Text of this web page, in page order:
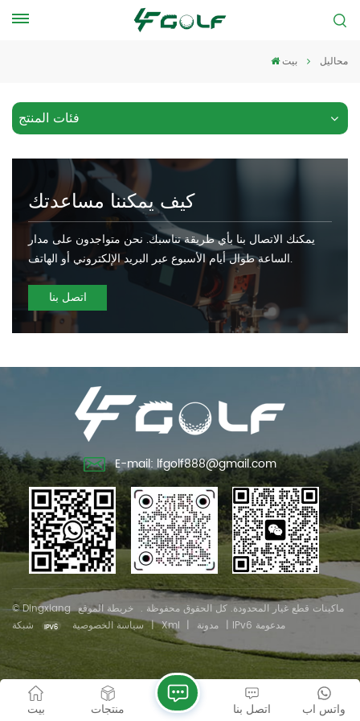
بيت محاليل
فئات المنتج
كيف يمكننا مساعدتك
يمكنك الاتصال بنا بأي طريقة تناسبك. نحن متواجدون على مدار
الساعة طوال أيام الأسبوع عبر البريد الإلكتروني أو الهاتف.
اتصل بنا
E-mail: lfgolf888@gmail.com
© Dingxiang ماكينات قطع غيار المحدودة. كل الحقوق محفوظة . خريطة الموقع
| مدونة |
Xml
| سياسة الخصوصية شبكة IPv6 مدعومة
بيت منتجات واتس اب اتصل بنا